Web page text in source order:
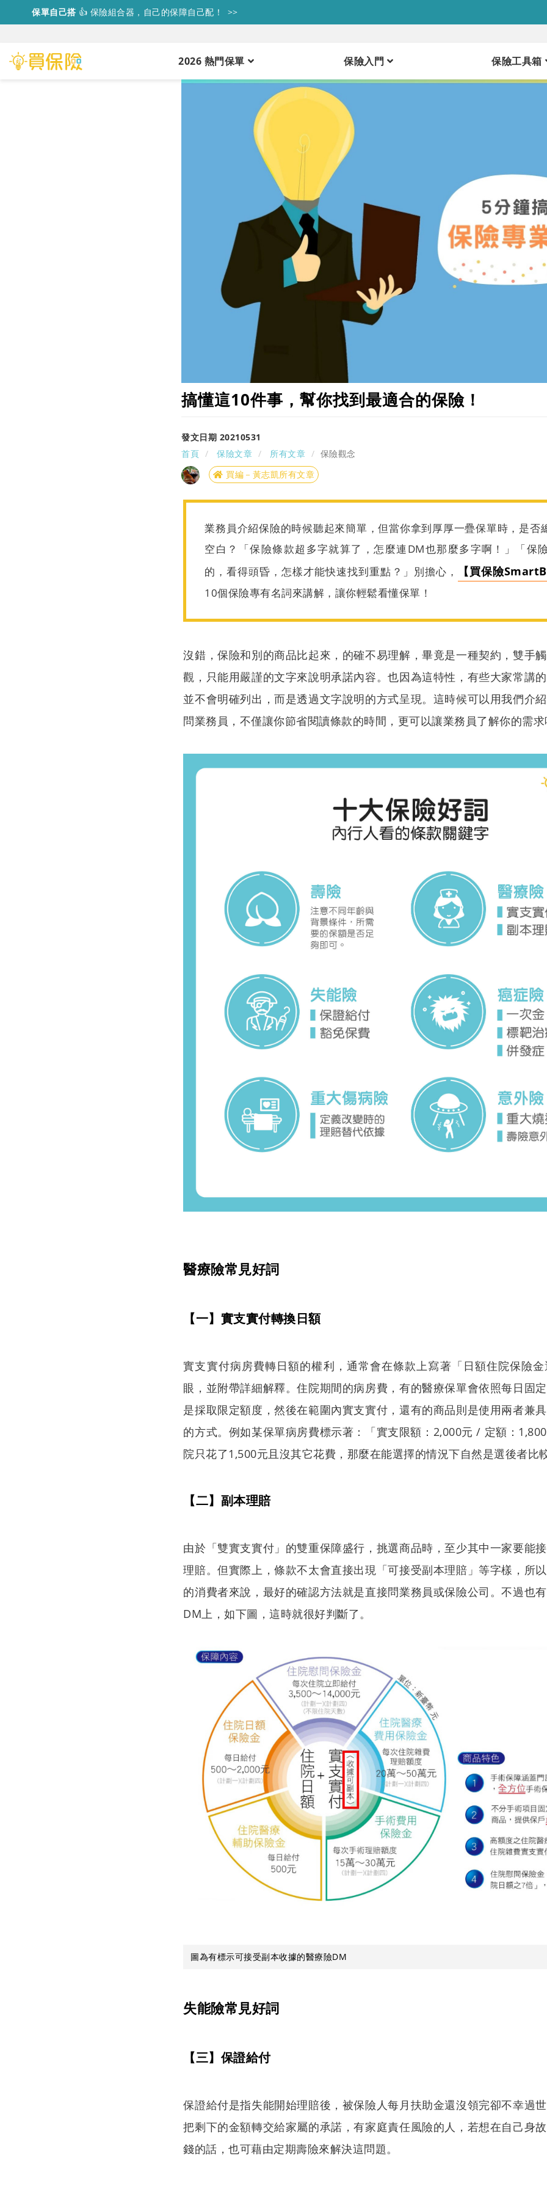
保單自己搭 👍 保險組合器，自己的保障自己配！ >>
2026 熱門保單 保險入門 保險工具箱
搞懂這10件事，幫你找到最適合的保險！
發文日期 20210531
首頁
保險文章 所有文章
保險觀念
買編－黃志凱所有文章
業務員介紹保險的時候聽起來簡單，但當你拿到厚厚一疊保單時，是否
空白？
「保險條款超多字就算了，怎麼連DM也那麼多字啊！」「保
的，看得頭昏，怎樣才能快速找到重點？」 別擔心， 【買保險
10個保險專有名詞來講解，讓你輕鬆看懂保單！
沒錯，保險和別的商品比起來，的確不易理解，畢竟是一種契約，雙手
觀，只能用嚴謹的文字來說明承諾內容。也因為這特性，有些大家常講
並不會明確列出，而是透過文字說明的方式呈現。這時候可以用我們介
問業務員，不僅讓你節省閱讀條款的時間，更可以讓業務員了解你的需
醫療險常見好詞
【一】實支實付轉換日額
實支實付病房費轉日額的權利，通常會在條款上寫著「日額住院保險
眼，並附帶詳細解釋。住院期間的病房費，有的醫療保單會依照每日固
是採取限定額度，然後在範圍內實支實付，還有的商品則是使用兩者兼
的方式。例如某保單病房費標示著：「實支限額：2,000元 / 定額：
院只花了1,500元且沒其它花費，那麼在能選擇的情況下自然是選後者比
【二】副本理賠
由於「雙實支實付」的雙重保障盛行，挑選商品時，至少其中一家要能
理賠。但實際上，條款不太會直接出現「可接受副本理賠」等字樣，所
的消費者來說，最好的確認方法就是直接問業務員或保險公司。不過也
DM上，如下圖，這時就很好判斷了。
圖為有標示可接受副本收據的醫療險DM
失能險常見好詞
【三】保證給付
保證給付是指失能開始理賠後，被保險人每月扶助金還沒領完卻不幸過
把剩下的金額轉交給家屬的承諾，有家庭責任風險的人，若想在自己身
錢的話，也可藉由定期壽險來解決這問題。